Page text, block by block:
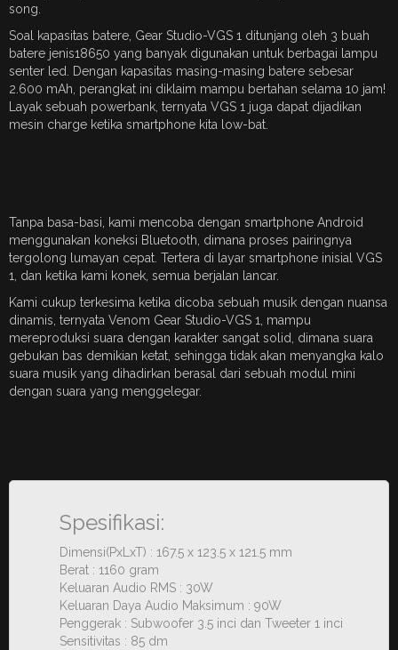
song.
Soal kapasitas batere, Gear Studio-VGS 1 ditunjang oleh 3 buah
batere jenis18650 yang banyak digunakan untuk berbagai lampu
senter led. Dengan kapasitas masing-masing batere sebesar
2.600 mAh, perangkat ini diklaim mampu bertahan selama 10 jam!
Layak sebuah powerbank, ternyata VGS 1 juga dapat dijadikan
mesin charge ketika smartphone kita low-bat.
Tanpa basa-basi, kami mencoba dengan smartphone Android
menggunakan koneksi Bluetooth, dimana proses pairingnya
tergolong lumayan cepat. Tertera di layar smartphone inisial VGS
1, dan ketika kami konek, semua berjalan lancar.
Kami cukup terkesima ketika dicoba sebuah musik dengan nuansa
dinamis, ternyata Venom Gear Studio-VGS 1, mampu
mereproduksi suara dengan karakter sangat solid, dimana suara
gebukan bas demikian ketat, sehingga tidak akan menyangka kalo
suara musik yang dihadirkan berasal dari sebuah modul mini
dengan suara yang menggelegar.
Spesifikasi:
Dimensi(PxLxT) : 167.5 x 123.5 x 121.5 mm
Berat : 1160 gram
Keluaran Audio RMS : 30W
Keluaran Daya Audio Maksimum : 90W
Penggerak : Subwoofer 3.5 inci dan Tweeter 1 inci
Sensitivitas : 85 dm